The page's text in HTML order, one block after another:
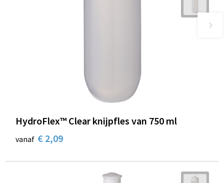
HydroFlex™ Clear knijpfles van 750 ml
vanaf € 2,09